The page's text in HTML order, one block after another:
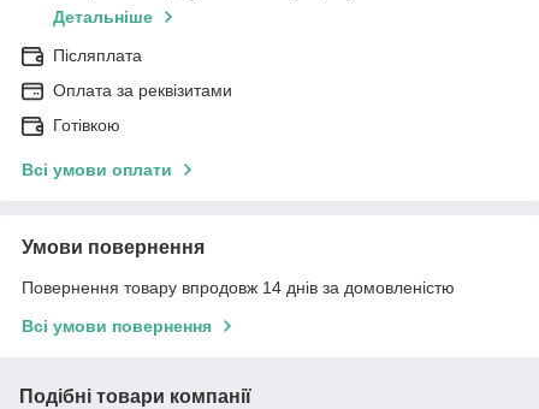
Детальніше
Післяплата
Оплата за реквізитами
Готівкою
Всі умови оплати
Умови повернення
Повернення товару впродовж 14 днів за домовленістю
Всі умови повернення
Подібні товари компанії